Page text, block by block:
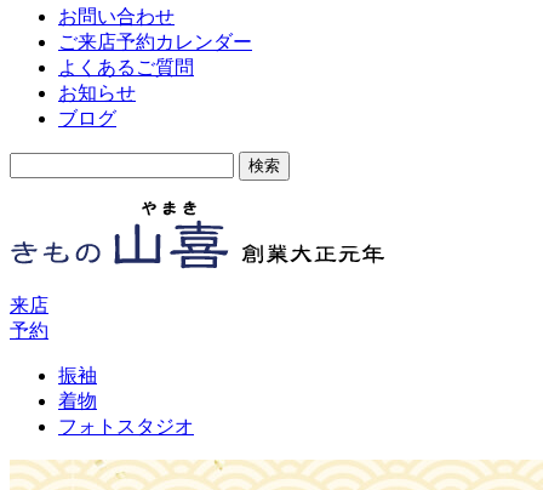
お問い合わせ
ご来店予約カレンダー
よくあるご質問
お知らせ
ブログ
来店
予約
振袖
着物
フォトスタジオ